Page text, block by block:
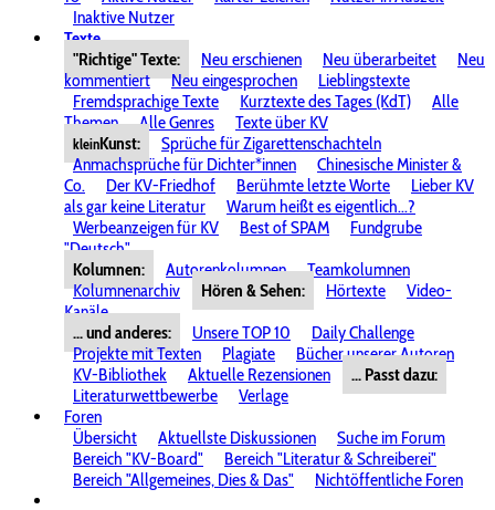
Inaktive Nutzer
Texte
"Richtige" Texte:
Neu erschienen Neu überarbeitet
Neu
kommentiert
Neu eingesprochen
Lieblingstexte
Fremdsprachige Texte
Kurztexte des Tages (KdT)
Alle
Themen
Alle Genres Texte über KV
kleinKunst:
Sprüche für Zigarettenschachteln
Anmachsprüche für Dichter*innen
Chinesische Minister &
Co.
Der KV-Friedhof Berühmte letzte Worte
Lieber KV
als gar keine Literatur
Warum heißt es eigentlich...?
Werbeanzeigen für KV
Best of SPAM
Fundgrube
"Deutsch"
Kolumnen:
Autorenkolumnen
Teamkolumnen
Kolumnenarchiv
Hören & Sehen: Hörtexte
Video-
Kanäle
... und anderes:
Unsere TOP 10
Daily Challenge
Projekte mit Texten
Plagiate
Bücher unserer Autoren
KV-Bibliothek
Aktuelle Rezensionen
... Passt dazu:
Literaturwettbewerbe
Verlage
Foren
Übersicht
Aktuellste Diskussionen
Suche im Forum
Bereich "KV-Board"
Bereich "Literatur & Schreiberei"
Bereich "Allgemeines, Dies & Das"
Nichtöffentliche Foren